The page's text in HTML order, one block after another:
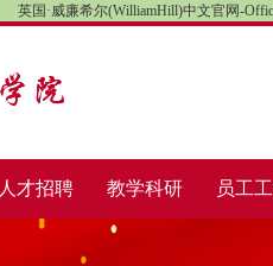
英国·威廉希尔(WilliamHill)中文官网-
人才招聘 教学科研 员工